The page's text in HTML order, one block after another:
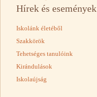
Hírek és események
Iskolánk életéből
Szakkörök
Tehetséges tanulóink
Kirándulások
Iskolaújság